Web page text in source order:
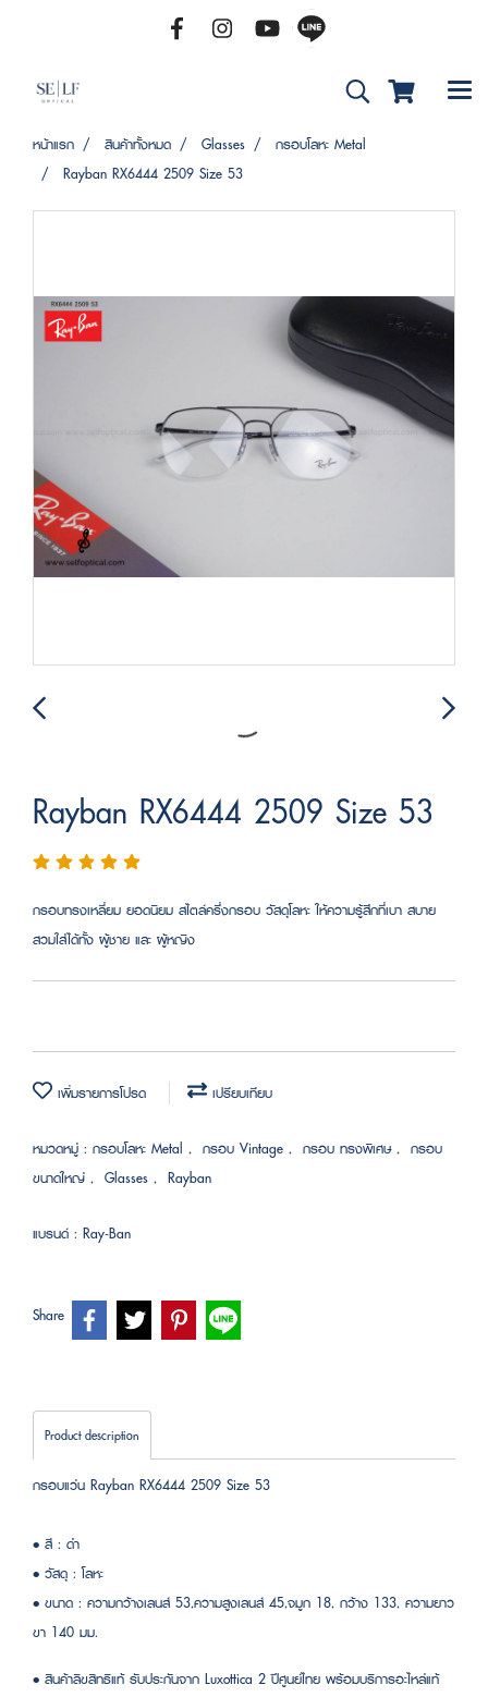
หน้าแรก สินค้าทั้งหมด Glasses
กรอบโลหะ Metal
Rayban RX6444 2509 Size 53
Rayban RX6444 2509 Size 53
กรอบทรงเหลี่ยม ยอดนิยม สไตล์ครึ่งกรอบ วัสดุโลหะ ให้ความรู้สึกที่เบา สบาย
สวมใส่ได้ทั้ง ผู้ชาย และ ผู้หญิง
เพิ่มรายการโปรด เปรียบเทียบ
หมวดหมู่ : กรอบโลหะ Metal , กรอบ Vintage , กรอบ ทรงพิเศษ, กรอบ
ขนาดใหญ่ , Glasses , Rayban
แบรนด์ : Ray-Ban
Share
Product description
กรอบแว่น Rayban RX6444 2509 Size 53
• สี : ดำ
• วัสดุ : โลหะ
• ขนาด : ความกว้างเลนส์ 53,ความสูงเลนส์ 45,จมูก 18, กว้าง 133, ความยาว
ขา 140 มม.
• สินค้าลิขสิทธิแท้ รับประกันจาก Luxottica 2 ปีศูนย์ไทย พร้อมบริการอะไหล่แท้